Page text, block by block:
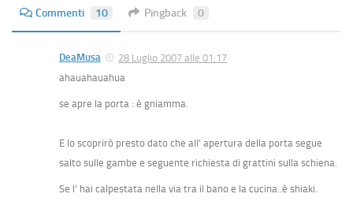
Commenti 10 Pingback 0
DeaMusa
28 Luglio 2007 alle 01:17
ahauahauahua
se apre la porta : è gniamma.
E lo scoprirò presto dato che all’ apertura della porta segue
salto sulle gambe e seguente richiesta di grattini sulla schiena.
Se l’ hai calpestata nella via tra il bano e la cucina..è shiaki.